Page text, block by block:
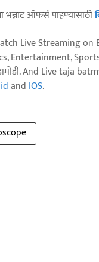
भन्नाट ऑफर्स पाहण्यासाठी
Live Streaming on
Entertainment,
घडामोडी. And Live
and IOS.